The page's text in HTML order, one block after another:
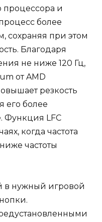
процессора и
более
сохраняя при этом
Благодаря
не ниже 120 Гц,
от AMD
резкость
его более
Функция LFC
когда частота
частоты
в нужный игровой